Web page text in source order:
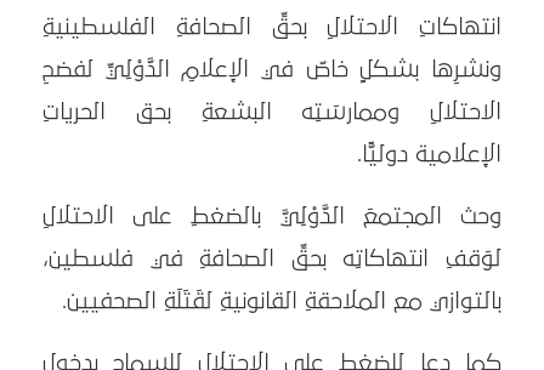
انتهاكاتِ الاحتلالِ بحقِّ الصحافةِ الفلسطينيةِ
ونشرِها بشكلٍ خاصّ في الإعلامِ الدَّوْلِيِّ لفضحِ
الاحتلالِ وممارسَتِه البشعةِ بحق الحرياتِ
الإعلامية دوليًّا.
وحث المجتمعَ الدَّوْلِيَّ بالضغطِ على الاحتلالِ
لوَقفِ انتهاكاتِه بحقِّ الصحافةِ في فلسطين،
بالتوازي مع الملاحقةِ القانونيةِ لقَتَلَةِ الصحفيين.
كما دعا للضغطِ على الاحتلالِ للسماحِ بدخولِ